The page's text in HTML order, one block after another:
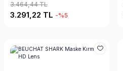
3.464,44 TL
3.291,22 TL -%5